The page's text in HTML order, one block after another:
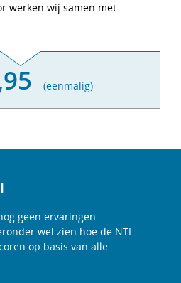
werken wij samen met
(eenmalig)
geen ervaringen
wel zien hoe de NTI-
op basis van alle